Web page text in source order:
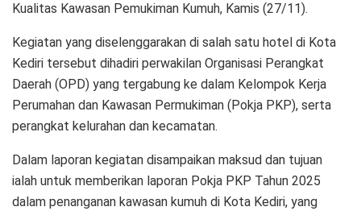
Kualitas Kawasan Pemukiman Kumuh, Kamis (27/11).
Kegiatan yang diselenggarakan di salah satu hotel di Kota
Kediri tersebut dihadiri perwakilan Organisasi Perangkat
Daerah (OPD) yang tergabung ke dalam Kelompok Kerja
Perumahan dan Kawasan Permukiman (Pokja PKP), serta
perangkat kelurahan dan kecamatan.
Dalam laporan kegiatan disampaikan maksud dan tujuan
ialah untuk memberikan laporan Pokja PKP Tahun 2025
dalam penanganan kawasan kumuh di Kota Kediri, yang